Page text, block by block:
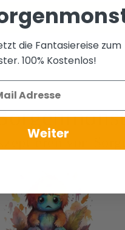
Passwort eingeben!
für Leser des Buchs möglich!
von
die Fantasiereise zum
100% Kostenlos!
Weiter